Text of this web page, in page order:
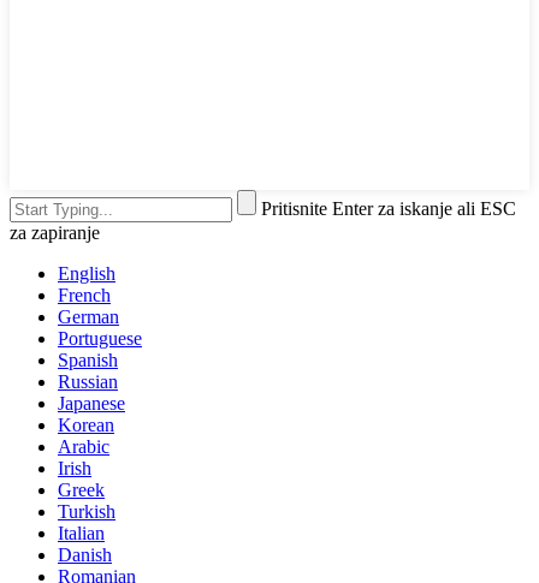
Pritisnite Enter za iskanje ali ESC
za zapiranje
English
French
German
Portuguese
Spanish
Russian
Japanese
Korean
Arabic
Irish
Greek
Turkish
Italian
Danish
Romanian